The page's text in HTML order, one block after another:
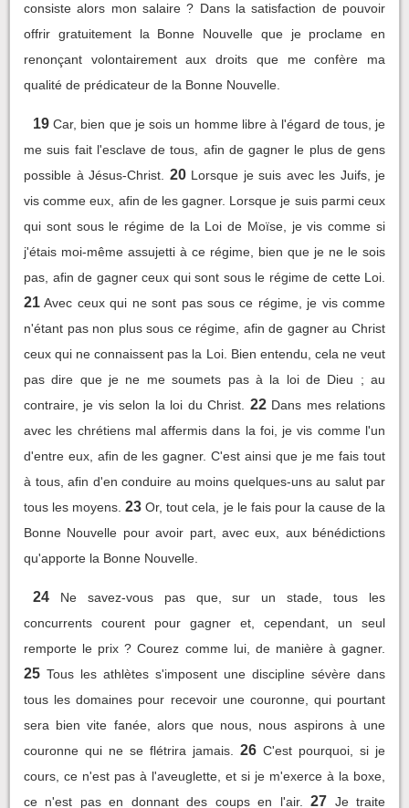
consiste alors mon salaire ? Dans la satisfaction de pouvoir
offrir gratuitement la Bonne Nouvelle que je proclame en
renonçant volontairement aux droits que me confère ma
qualité de prédicateur de la Bonne Nouvelle.
19 Car, bien que je sois un homme libre à l'égard de tous, je
me suis fait l'esclave de tous, afin de gagner le plus de gens
possible à Jésus-Christ.
20 Lorsque je suis avec les Juifs, je
vis comme eux, afin de les gagner. Lorsque je suis parmi ceux
qui sont sous le régime de la Loi de Moïse, je vis comme si
j'étais moi-même assujetti à ce régime, bien que je ne le sois
pas, afin de gagner ceux qui sont sous le régime de cette Loi.
21 Avec ceux qui ne sont pas sous ce régime, je vis comme
n'étant pas non plus sous ce régime, afin de gagner au Christ
ceux qui ne connaissent pas la Loi. Bien entendu, cela ne veut
pas dire que je ne me soumets pas à la loi de Dieu ; au
contraire, je vis selon la loi du Christ.
22 Dans mes relations
avec les chrétiens mal affermis dans la foi, je vis comme l'un
d'entre eux, afin de les gagner. C'est ainsi que je me fais tout
à tous, afin d'en conduire au moins quelques-uns au salut par
tous les moyens. 23 Or, tout cela, je le fais pour la cause de la
Bonne Nouvelle pour avoir part, avec eux, aux bénédictions
qu'apporte la Bonne Nouvelle.
24
Ne savez-vous pas que, sur un stade, tous les
concurrents courent pour gagner et, cependant, un seul
remporte le prix ? Courez comme lui, de manière à gagner.
25 Tous les athlètes s'imposent une discipline sévère dans
tous les domaines pour recevoir une couronne, qui pourtant
sera bien vite fanée, alors que nous, nous aspirons à une
couronne qui ne se flétrira jamais.
26 C'est pourquoi, si je
cours, ce n'est pas à l'aveuglette, et si je m'exerce à la boxe,
ce n'est pas en donnant des coups en l'air.
27 Je traite